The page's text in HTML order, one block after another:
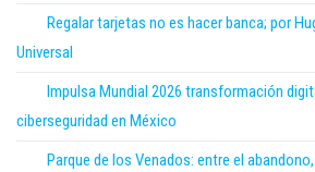
Regalar tarjetas no es hacer banca; por
Universal
Impulsa Mundial 2026 transformación
ciberseguridad en México
Parque de los Venados: entre el